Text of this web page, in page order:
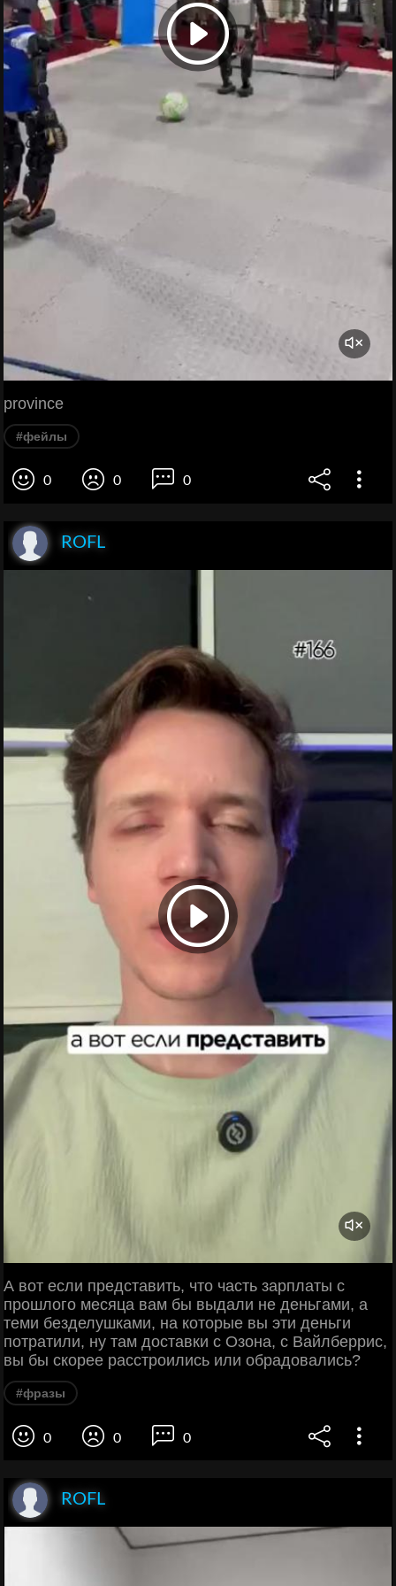
province
#фейлы
0 0 0
ROFL
А вот если представить, что часть зарплаты с
прошлого месяца вам бы выдали не деньгами, а
теми безделушками, на которые вы эти деньги
потратили, ну там доставки с Озона, с Вайлберрис,
вы бы скорее расстроились или обрадовались?
#фразы
0 0 0
ROFL